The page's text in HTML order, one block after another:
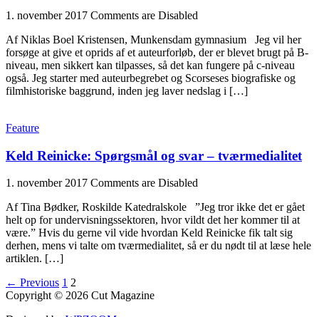
1. november 2017 Comments are Disabled
Af Niklas Boel Kristensen, Munkensdam gymnasium Jeg vil her
forsøge at give et oprids af et auteurforløb, der er blevet brugt på B-
niveau, men sikkert kan tilpasses, så det kan fungere på c-niveau
også. Jeg starter med auteurbegrebet og Scorseses biografiske og
filmhistoriske baggrund, inden jeg laver nedslag i […]
Feature
Keld Reinicke: Spørgsmål og svar – tværmedialitet
1. november 2017 Comments are Disabled
Af Tina Bødker, Roskilde Katedralskole ”Jeg tror ikke det er gået
helt op for undervisningssektoren, hvor vildt det her kommer til at
være.” Hvis du gerne vil vide hvordan Keld Reinicke fik talt sig
derhen, mens vi talte om tværmedialitet, så er du nødt til at læse hele
artiklen. […]
← Previous 1 2
Copyright © 2026 Cut Magazine